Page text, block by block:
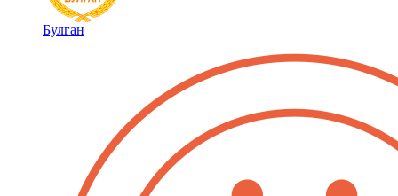
Булган